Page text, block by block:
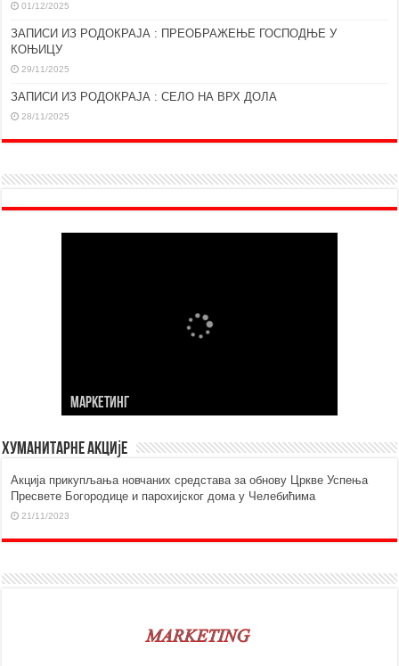
01/12/2025
ЗАПИСИ ИЗ РОДОКРАЈА : ПРЕОБРАЖЕЊЕ ГОСПОДЊЕ У
КОЊИЦУ
29/11/2025
ЗАПИСИ ИЗ РОДОКРАЈА : СЕЛО НА ВРХ ДОЛА
28/11/2025
МАРKЕТИНГ
Хуманитарне акције
Aкција прикупљања новчаних средстава за обнову Цркве Успења
Пресвете Богородице и парохијског дома у Челебићима
21/11/2023